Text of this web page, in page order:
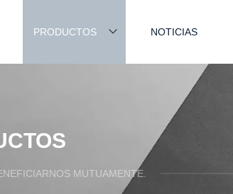
PRODUCTOS NOTICIAS
MUTUAMENTE.